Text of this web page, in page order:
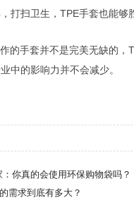
打扫卫生，TPE手套也能够
的手套并不是完美无缺的
中的影响力并不会减少。
你真的会使用环保购物袋吗？
需求到底有多大？